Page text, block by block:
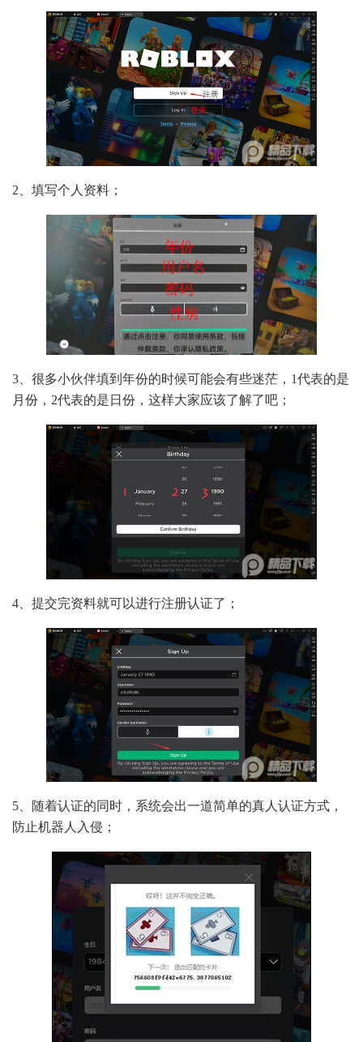
2、填写个人资料；
3、很多小伙伴填到年份的时候可能会有些迷茫，1代表的是
月份，2代表的是日份，这样大家应该了解了吧；
4、提交完资料就可以进行注册认证了；
5、随着认证的同时，系统会出一道简单的真人认证方式，
防止机器人入侵；